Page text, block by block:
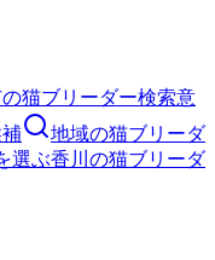
の猫ブリーダー検索意
地域の猫ブリーダ
選ぶ香川 の猫ブリーダ